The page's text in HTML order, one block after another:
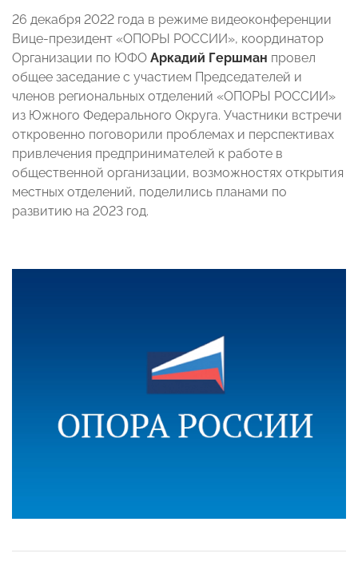
26 декабря 2022 года в режиме видеоконференции
Вице-президент «ОПОРЫ РОССИИ», координатор
Организации по ЮФО Аркадий Гершман провел
общее заседание с участием Председателей и
членов региональных отделений «ОПОРЫ РОССИИ»
из Южного Федерального Округа. Участники встречи
откровенно поговорили проблемах и перспективах
привлечения предпринимателей к работе в
общественной организации, возможностях открытия
местных отделений, поделились планами по
развитию на 2023 год.